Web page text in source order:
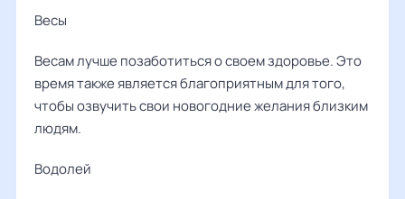
Весы
Весам лучше позаботиться о своем здоровье. Это
время также является благоприятным для того,
чтобы озвучить свои новогодние желания близким
людям.
Водолей